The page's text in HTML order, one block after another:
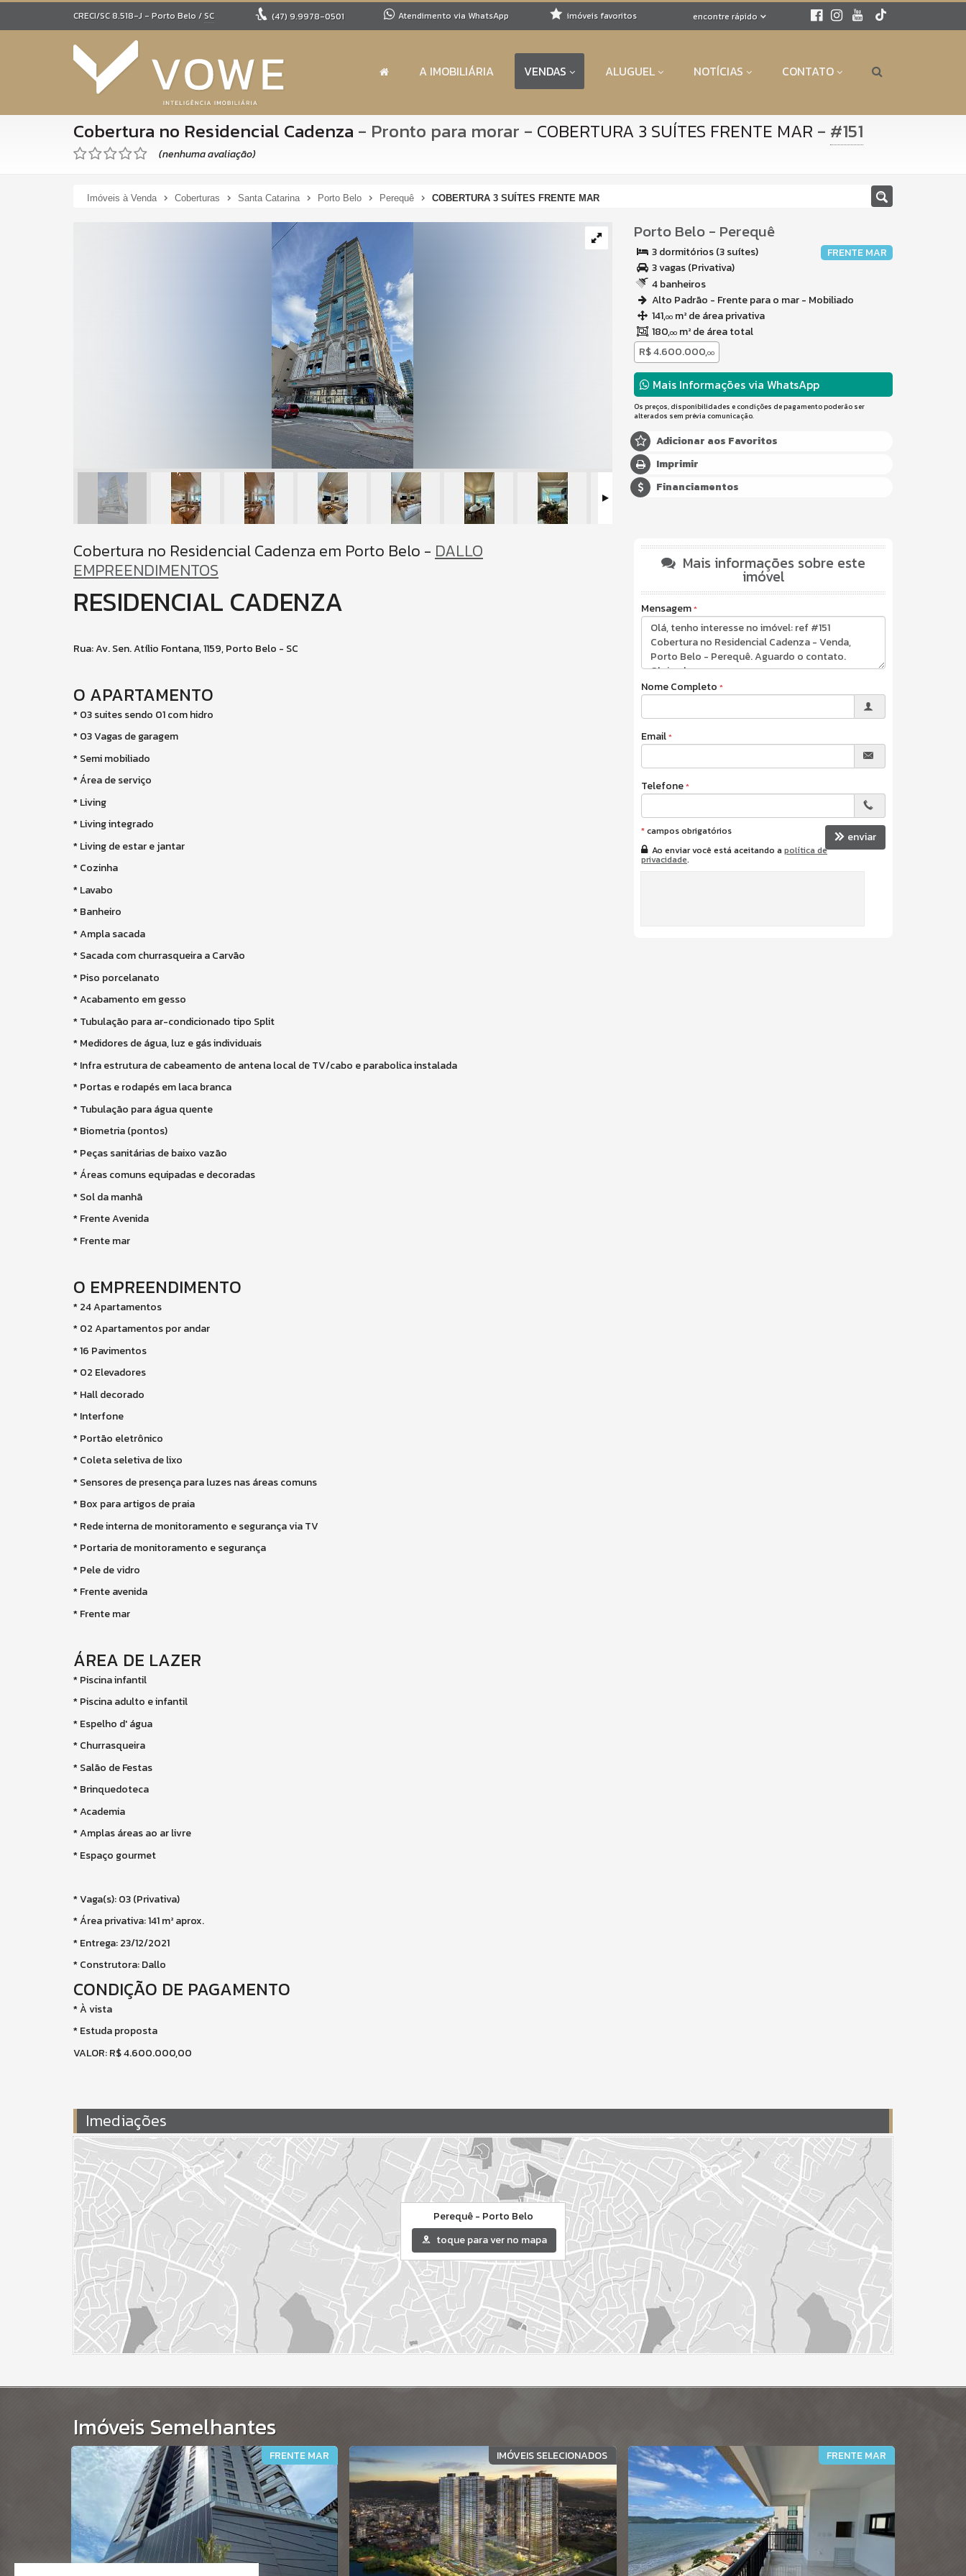
CRECI/SC 8.518-J - Porto Belo /SC (47)9.9978-0501 Atendimento via WhatsApp encontre rápido
imóveis favoritos
A IMOBILIÁRIA VENDAS ALUGUEL NOTÍCIAS CONTATO
Cobertura no Residencial Cadenza - Pronto para morar - COBERTURA 3 SUÍTES FRENTE MAR - #151
(nenhuma avaliação)
Imóveis à Venda Coberturas Santa Catarina Porto Belo Perequê COBERTURA 3 SUÍTES FRENTE MAR
Porto Belo- Perequê
FRENTE MAR
3 dormitórios (3 suítes)
3 vagas (Privativa)
4 banheiros
Alto Padrão - Frente para o mar - Mobiliado
141,00 m² de área privativa
180,00 m² de área total
R$ 4.600.000,00
Mais Informações via WhatsApp
Os preços, disponibilidades e condições de pagamento poderão ser
alterados sem prévia comunicação.
Adicionar aos Favoritos
Imprimir
Financiamentos
Cobertura no Residencial Cadenza em Porto Belo - DALLO
EMPREENDIMENTOS
RESIDENCIAL CADENZA
Rua: Av. Sen. Atílio Fontana, 1159, Porto Belo - SC
O APARTAMENTO
* 03 suites sendo 01 com hidro
* 03 Vagas de garagem
* Semi mobiliado
* Área de serviço
* Living
* Living integrado
* Living de estar e jantar
* Cozinha
* Lavabo
* Banheiro
* Ampla sacada
* Sacada com churrasqueira a Carvão
* Piso porcelanato
* Acabamento em gesso
* Tubulação para ar-condicionado tipo Split
* Medidores de água, luz e gás individuais
* Infra estrutura de cabeamento de antena local de TV/cabo e parabolica instalada
* Portas e rodapés em laca branca
* Tubulação para água quente
* Biometria (pontos)
* Peças sanitárias de baixo vazão
* Áreas comuns equipadas e decoradas
* Sol da manhã
* Frente Avenida
* Frente mar
O EMPREENDIMENTO
* 24 Apartamentos
* 02 Apartamentos por andar
* 16 Pavimentos
* 02 Elevadores
* Hall decorado
* Interfone
* Portão eletrônico
* Coleta seletiva de lixo
* Sensores de presença para luzes nas áreas comuns
* Box para artigos de praia
* Rede interna de monitoramento e segurança via TV
* Portaria de monitoramento e segurança
* Pele de vidro
* Frente avenida
* Frente mar
ÁREA DE LAZER
* Piscina infantil
* Piscina adulto e infantil
* Espelho d' água
* Churrasqueira
* Salão de Festas
* Brinquedoteca
* Academia
* Amplas áreas ao ar livre
* Espaço gourmet
* Vaga(s): 03 (Privativa)
* Área privativa: 141 m² aprox.
* Entrega: 23/12/2021
* Construtora: Dallo
CONDIÇÃO DE PAGAMENTO
* À vista
* Estuda proposta
VALOR: R$ 4.600.000,00
Mais informações sobre este
imóvel
Mensagem
Nome Completo
Email
Telefone
*campos obrigatórios
Ao enviar você está aceitando apolítica de
privacidade.
enviar
Imediações
Perequê - Porto Belo
toque para ver no mapa
Imóveis Semelhantes
FRENTE MAR IMÓVEIS SELECIONADOS FRENTE MAR